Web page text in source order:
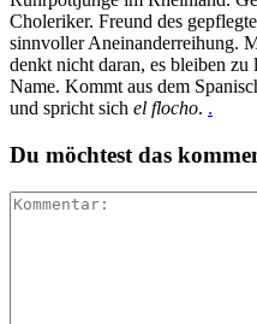
Choleriker. Freund des
sinnvoller Aneinanderreihung.
denkt nicht daran, es bleiben zu
Name. Kommt aus dem
und spricht sich el flocho. .
Du möchtest das